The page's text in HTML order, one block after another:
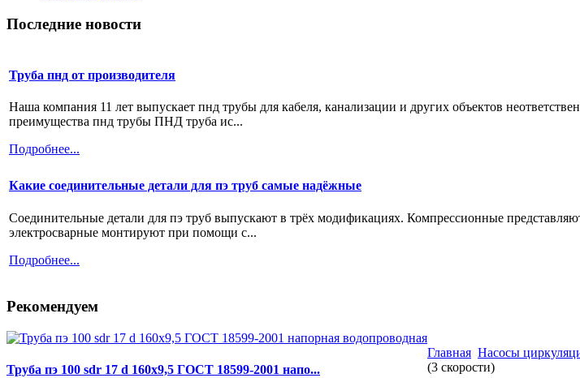
Последние новости
Труба пнд от производителя
Наша компания 11 лет выпускает пнд трубы для кабеля, канализации и других объектов
преимущества пнд трубы ПНД труба ис...
Подробнее...
Какие соединительные детали для пэ труб самые надёжные
Соединительные детали для пэ труб выпускают в трёх модификациях. Компрессионные
электросварные монтируют при помощи с...
Подробнее...
Рекомендуем
Труба пэ 100 sdr 17 d 160x9,5 ГОСТ 18599-2001 напо...
Главная Насосы
(3 скорости)